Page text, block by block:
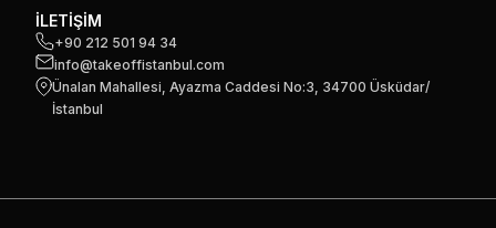
İLETİŞİM
+90 212 501 94 34
info@takeoffistanbul.com
Ünalan Mahallesi, Ayazma Caddesi No:3, 34700 Üsküdar/
İstanbul